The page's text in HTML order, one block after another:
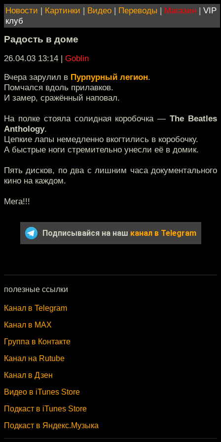
Новости | Картинки | Видео | Переводы | Магазин | VIP
клуб
Радость в доме
26.04.03 13:14 | Goblin
Вчера зарулил в Пурпурный легион.
Помчался вдоль прилавков.
И замер, сражённый наповал.
На полке стояла солидная коробочка —The Beatles
Anthology.
Цепкие лапы немедленно вкогтились в коробочку.
А быстрые ноги стремительно унесли её в домик.
Пять дисков, по два с лишним часа документального
кино на каждом.
Мега!!!
Подписывайся на наш канал в Telegram
полезные ссылки
Канал в Telegram
Канал в MAX
Группа в Контакте
Канал на Rutube
Канал в Дзен
Видео в iTunes Store
Подкаст в iTunes Store
Подкаст в Яндекс.Музыка